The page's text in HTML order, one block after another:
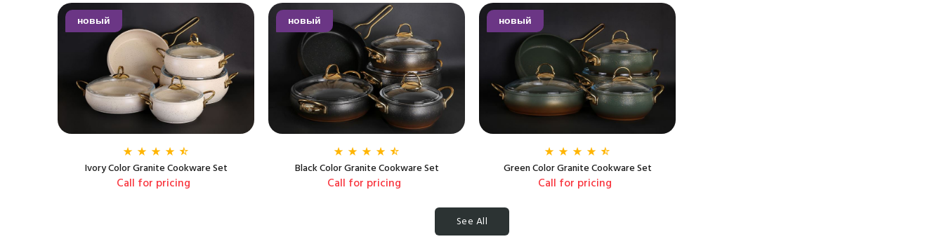
новый
Ivory Color Granite Cookware Set
Call for pricing
новый
Black Color Granite Cookware Set
Call for pricing
новый
Green Color Granite Cookware Set
Call for pricing
See All